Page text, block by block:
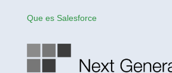
Que es Salesforce